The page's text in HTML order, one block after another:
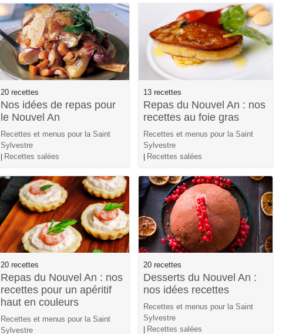
20 recettes
Nos idées de repas pour
le Nouvel An
Recettes et menus pour la Saint
Sylvestre
Recettes salées
13 recettes
Repas du Nouvel An : nos
recettes au foie gras
Recettes et menus pour la Saint
Sylvestre
Recettes salées
20 recettes
Repas du Nouvel An : nos
recettes pour un apéritif
haut en couleurs
Recettes et menus pour la Saint
Sylvestre
20 recettes
Desserts du Nouvel An :
nos idées recettes
Recettes et menus pour la Saint
Sylvestre
Recettes salées